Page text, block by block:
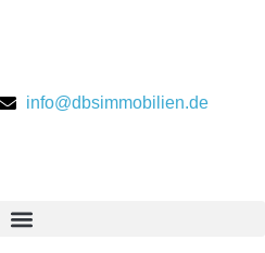
info@dbsimmobilien.de